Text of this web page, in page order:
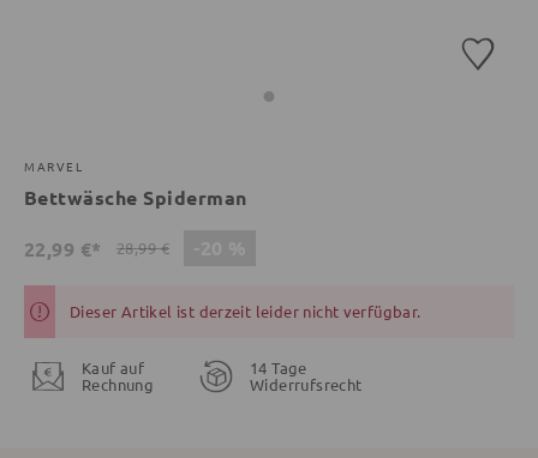
MARVEL
Bettwäsche Spiderman
22,99 €* 28,99 €
Dieser Artikel ist derzeit leider nicht verfügbar.
Kauf auf
Rechnung
14 Tage
Widerrufsrecht